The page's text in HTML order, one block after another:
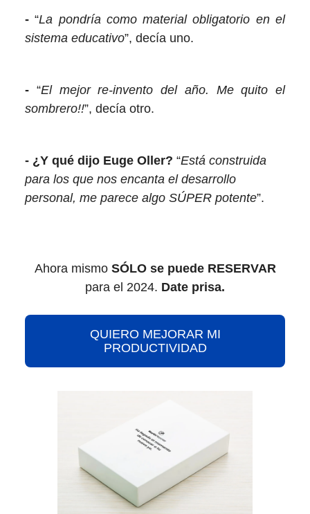
-“La pondría como material obligatorio en el
sistema educativo”, decía uno.
- “El mejor re-invento del año. Me quito el
sombrero!!”, decía otro.
- ¿Y qué dijo Euge Oller? “Está construida
para los que nos encanta el desarrollo
personal, me parece algo SÚPER potente”.
Ahora mismo SÓLO se puede RESERVAR
para el 2024. Date prisa.
QUIERO MEJORAR MI
PRODUCTIVIDAD